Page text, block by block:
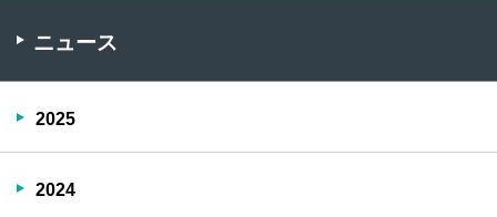
ニュース
2025
2024